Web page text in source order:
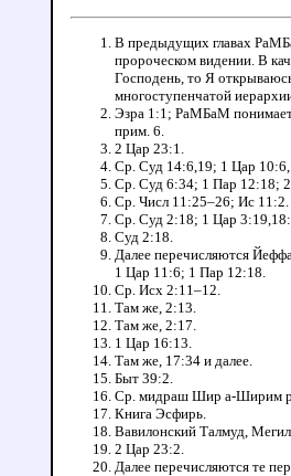
В предыдущих главах
пророческом видении. В
Господень, то Я
многоступенчатой
Эзра 1:1; РаМБаМ понимает
прим. 6.
2 Цар 23:1.
Ср. Суд 14:6,19; 1 Цар
Ср. Суд 6:34; 1 Пар 12:18; 2
Ср. Числ 11:25–26; Ис 11:2.
Ср. Суд 2:18; 1 Цар
Суд 2:18.
Далее перечисляются
1 Цар 11:6; 1 Пар 12:18.
Ср. Исх 2:11–12.
Там же, 2:13.
Там же, 2:17.
1 Цар 16:13.
Там же, 17:34 и далее.
Быт 39:2.
Ср. мидраш Шир а-Ширим
Книга Эсфирь.
Вавилонский Талмуд,
2 Цар 23:2.
Далее перечисляются те